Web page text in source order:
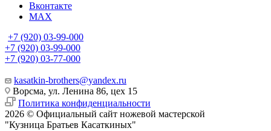
Вконтакте
MAX
+7 (920) 03-99-000
+7 (920) 03-99-000
+7 (920) 03-77-000
kasatkin-brothers@yandex.ru
Ворсма, ул. Ленина 86, цех 15
Политика конфиденциальности
2026 © Официальный сайт ножевой мастерской
"Кузница Братьев Касаткиных"